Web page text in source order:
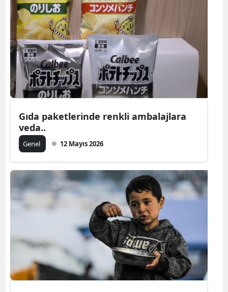
Gıda paketlerinde renkli ambalajlara
veda..
Genel 12 Mayıs 2026